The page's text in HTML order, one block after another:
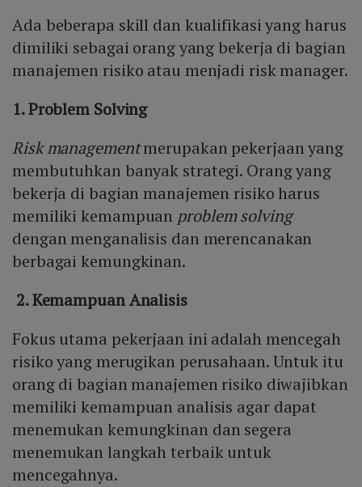
Ada beberapa skill dan kualifikasi yang harus
dimiliki sebagai orang yang bekerja di bagian
manajemen risiko atau menjadi risk manager.
1. Problem Solving
Risk managementmerupakan pekerjaan yang
membutuhkan banyak strategi. Orang yang
bekerja di bagian manajemen risiko harus
memiliki kemampuan problem solving
dengan menganalisis dan merencanakan
berbagai kemungkinan.
2. Kemampuan Analisis
Fokus utama pekerjaan ini adalah mencegah
risiko yang merugikan perusahaan. Untuk itu
orang di bagian manajemen risiko diwajibkan
memiliki kemampuan analisis agar dapat
menemukan kemungkinan dan segera
menemukan langkah terbaik untuk
mencegahnya.